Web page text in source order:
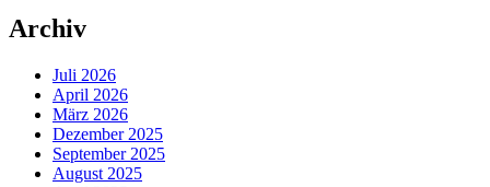
Archiv
Juli 2026
April 2026
März 2026
Dezember 2025
September 2025
August 2025